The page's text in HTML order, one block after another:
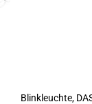
Blinkleuchte,